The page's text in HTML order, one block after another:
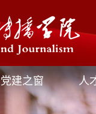
党建之窗 人